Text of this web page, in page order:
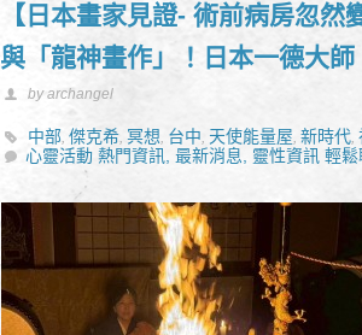
【日本畫家見證- 術前病房忽
與「龍神畫作」！日本一德大
by archangel
中部,傑克希,冥想, 台中, 天使能量屋,新時代,
心靈活動 熱門資訊,最新消息, 靈性資訊 輕